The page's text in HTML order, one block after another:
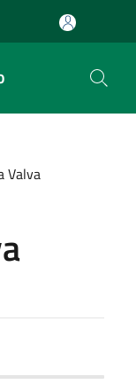
Valva